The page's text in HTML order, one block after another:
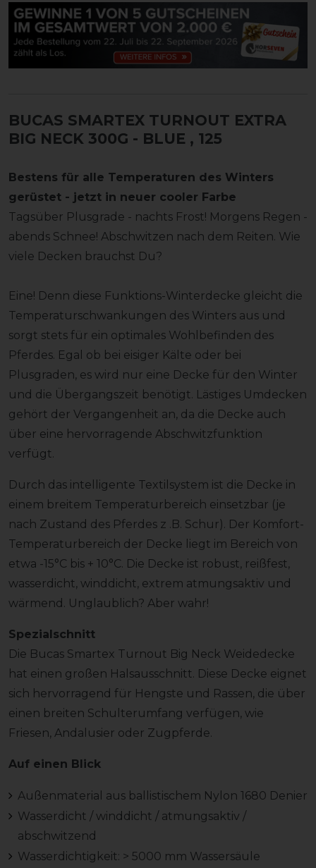
BUCAS SMARTEX TURNOUT EXTRA
BIG NECK 300G - BLUE , 125
Bestens für alle Temperaturen des Winters
gerüstet - jetzt in neuer cooler Farbe
Tagsüber Plusgrade - nachts Frost! Morgens Regen -
abends Schnee! Abschwitzen nach dem Reiten. Wie
viele Decken brauchst Du?
Eine! Denn diese Funktions-Winterdecke gleicht die
Temperaturschwankungen des Winters aus und
sorgt stets für ein optimales Wohlbefinden des
Pferdes. Egal ob bei eisiger Kälte oder bei
Plusgraden, es wird nur eine Decke für den Winter
und die Übergangszeit benötigt. Lästiges Umdecken
gehört der Vergangenheit an, da die Decke auch
über eine hervorragende Abschwitzfunktion
verfügt.
Durch das intelligente Textilsystem ist die Decke in
einem breitem Temperaturbereich einsetzbar (je
nach Zustand des Pferdes z .B. Schur). Der Komfort-
Temperaturbereich der Decke liegt im Bereich von
etwa -15°C bis + 10°C. Die Decke ist robust, reißfest,
wasserdicht, winddicht, extrem atmungsaktiv und
wärmend. Unglaublich? Aber wahr!
Spezialschnitt
Die Bucas Smartex Turnout Big Neck Weidedecke
hat einen großen Halsausschnitt. Diese Decke eignet
sich hervorragend für Hengste und Rassen, die über
einen breiten Schulterumfang verfügen, wie
Friesen, Andalusier oder Zugpferde.
Auf einen Blick
Außenmaterial aus ballistischem Nylon 1680 Denier
Wasserdicht / winddicht / atmungsaktiv /
abschwitzend
Wasserdichtigkeit: > 5000 mm Wassersäule